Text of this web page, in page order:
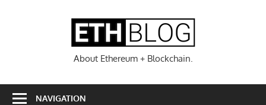
About Ethereum + Blockchain.
NAVIGATION